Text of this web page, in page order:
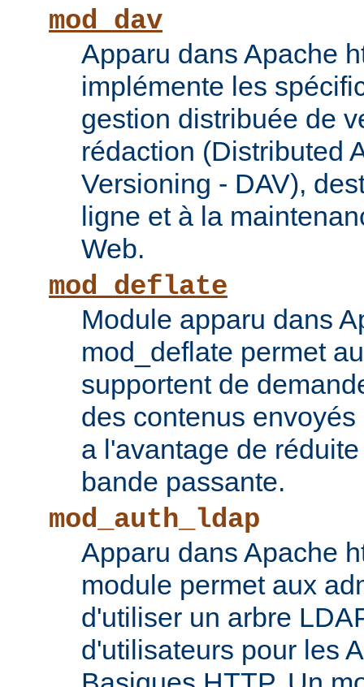
mod_dav
Apparu dans Apache
implémente les
gestion distribuée de
rédaction (Distributed
Versioning - DAV),
ligne et à la
Web.
mod_deflate
Module apparu dans
mod_deflate permet
supportent de
des contenus
a l'avantage de
bande passante.
mod_auth_ldap
Apparu dans Apache
module permet aux
d'utiliser un arbre
d'utilisateurs pour les